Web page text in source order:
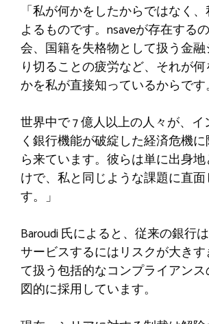
「私が何かをしたからではなく
よるものです。nsaveが存在する
会、国籍を失格物として扱う金
り切ることの疲労など、それが
かを私が直接知っているからです。
世界中で 7 億人以上の人々が、
く銀行機能が破綻した経済危機
ら来ています。彼らは単に出身
けで、私と同じような課題に直面
す。」
Baroudi 氏によると、従来の銀行
サービスするにはリスクが大き
て扱う包括的なコンプライアン
図的に採用しています。